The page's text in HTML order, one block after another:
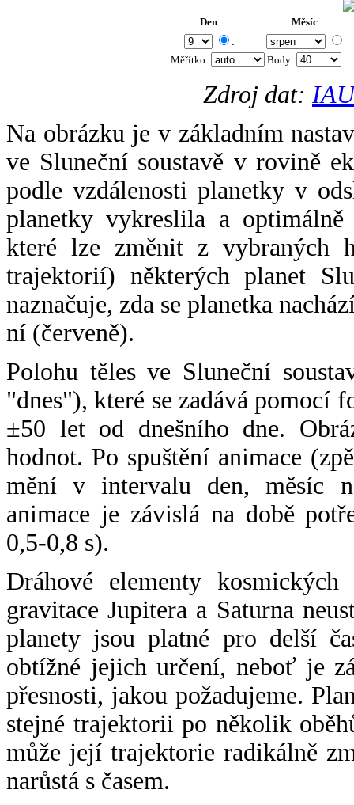
Den Měsíc
.
Měřítko: Body:
Zdroj dat:
Na obrázku je v základním
ve Sluneční soustavě v rovině
podle vzdálenosti planetky v
planetky vykreslila a
které lze změnit z vybraných
trajektorií) některých planet
naznačuje, zda se planetka
ní (červeně).
Polohu těles ve Sluneční
"dnes"), které se zadává pomocí
±50 let od dnešního dne.
hodnot. Po spuštění animace
mění v intervalu den, měsíc
animace je závislá na době
0,5-0,8 s).
Dráhové elementy
gravitace Jupitera a Saturna
planety jsou platné pro delší
obtížné jejich určení, neboť je
přesnosti, jakou požadujeme.
stejné trajektorii po několik
může její trajektorie radikálně
narůstá s časem.